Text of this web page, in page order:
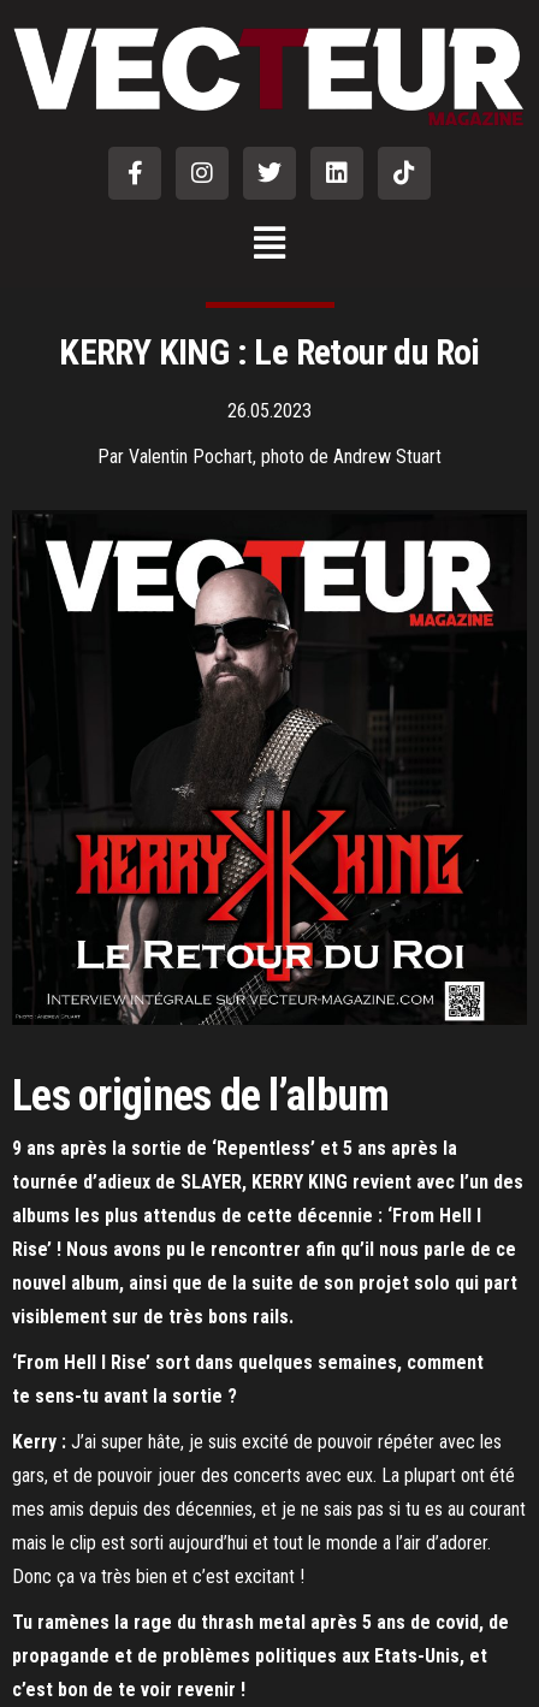
KERRY KING : Le Retour du Roi
26.05.2023
Par Valentin Pochart, photo de Andrew Stuart
Les origines de l’album
9 ans après la sortie de ‘Repentless’ et 5 ans après la
tournée d’adieux de SLAYER, KERRY KING revient avec l’un des
albums les plus attendus de cette décennie : ‘From Hell I
Rise’ ! Nous avons pu le rencontrer afin qu’il nous parle de ce
nouvel album, ainsi que de la suite de son projet solo qui part
visiblement sur de très bons rails.
‘From Hell I Rise’ sort dans quelques semaines, comment
te sens-tu avant la sortie ?
Kerry : J’ai super hâte, je suis excité de pouvoir répéter avec les
gars, et de pouvoir jouer des concerts avec eux. La plupart ont été
mes amis depuis des décennies, et je ne sais pas si tu es au courant
mais le clip est sorti aujourd’hui et tout le monde a l’air d’adorer.
Donc ça va très bien et c’est excitant !
Tu ramènes la rage du thrash metal après 5 ans de covid, de
propagande et de problèmes politiques aux Etats-Unis, et
c’est bon de te voir revenir !